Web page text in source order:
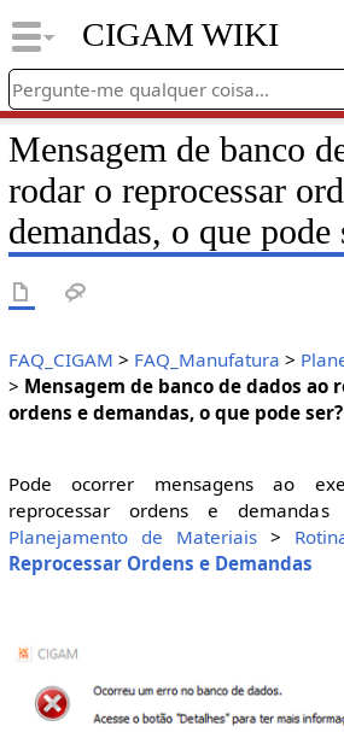
CIGAM WIKI
Mensagem de banco
rodar o reprocessar
demandas, o que pode
FAQ_CIGAM > FAQ_Manufatura >
> Mensagem de banco de dados ao
ordens e demandas, o que pode ser?
Pode ocorrer mensagens ao
reprocessar ordens e
Planejamento de Materiais>
Reprocessar Ordens e Demandas